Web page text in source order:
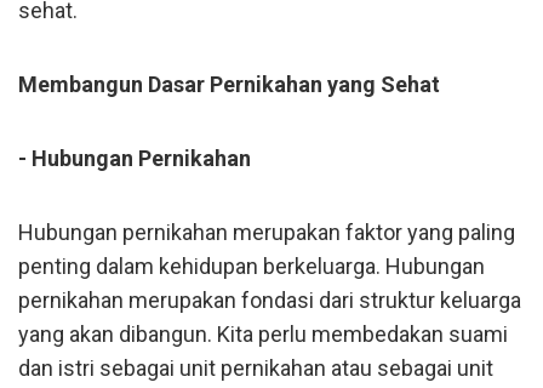
sehat.
Membangun Dasar Pernikahan yang Sehat
- Hubungan Pernikahan
Hubungan pernikahan merupakan faktor yang paling
penting dalam kehidupan berkeluarga. Hubungan
pernikahan merupakan fondasi dari struktur keluarga
yang akan dibangun. Kita perlu membedakan suami
dan istri sebagai unit pernikahan atau sebagai unit